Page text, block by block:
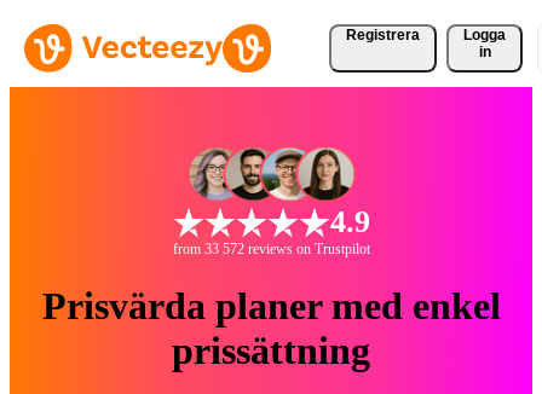
Registrera
Logga
in
4.9
from 33 572 reviews on Trustpilot
Prisvärda planer med enkel
prissättning